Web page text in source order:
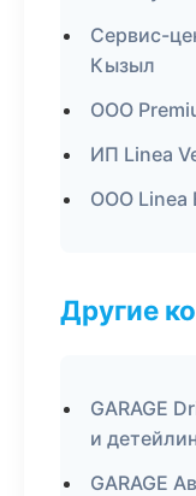
Сервис-
Кызыл
ООО
ИП Linea
ООО Linea
Другие
GARAGE
и
GARAGE